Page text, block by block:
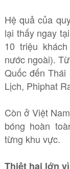
Hệ quả của
lại thấy ngay
10 triệu
nước ngoài).
Quốc đến
Lịch, Phiphat
Còn ở Việt
bóng hoàn
từng khu vực.
Thiệt hại lớn